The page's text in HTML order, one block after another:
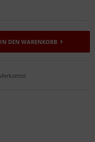
IN DEN WARENKORB